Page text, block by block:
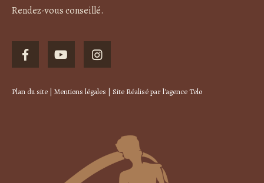
Rendez-vous conseillé.
Plan du site | Mentions légales | Site Réalisé parl'agence Telo